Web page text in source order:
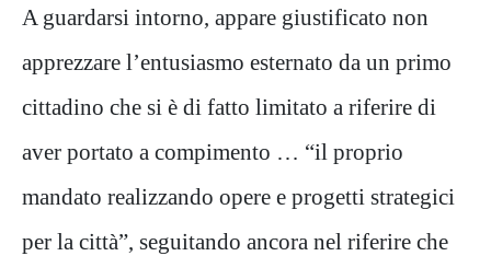
A guardarsi intorno, appare giustificato non
apprezzare l’entusiasmo esternato da un primo
cittadino che si è di fatto limitato a riferire di
aver portato a compimento … “il proprio
mandato realizzando opere e progetti strategici
per la città”, seguitando ancora nel riferire che